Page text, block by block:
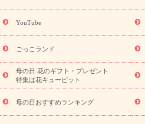
(トルコキキョウ)
9月の誕生花(リ
ら探す
お祝いの花特集 当日
念日
結婚祝い 出産祝い 退院
寿祝い
プチギフト ペットのお
供え・お悔やみ商品一覧
お供え
YouTube
ごっこランド
母の日 花のギフト・プレゼント
特集は花キューピット
母の日おすすめランキング